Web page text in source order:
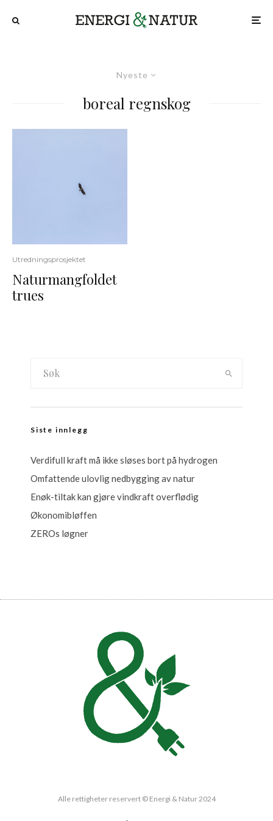
Nyeste
boreal regnskog
Utredningsprosjektet
Naturmangfoldet
trues
Siste innlegg
Verdifull kraft må ikke sløses bort på hydrogen
Omfattende ulovlig nedbygging av natur
Enøk-tiltak kan gjøre vindkraft overflødig
Økonomibløffen
ZEROs løgner
Alle rettigheter reservert © Energi & Natur 2024